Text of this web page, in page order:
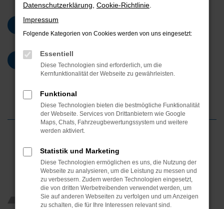
AGB FÜR KFZ-REPARATURBEDINGUNGEN
AGB FÜR GEBRAUCHTWAGEN-VERKAUF
Datenschutzerklärung Cookie-Richtlinie
Impressum
Folgende Kategorien von Cookies werden von uns eingesetzt:
Essentiell
Diese Technologien sind erforderlich, um die
Kernfunktionalität der Webseite zu gewährleisten.
Funktional
Diese Technologien bieten die bestmögliche Funktionalität
der Webseite. Services von Drittanbietern wie Google
Maps, Chats, Fahrzeugbewertungssystem und weitere
werden aktiviert.
Statistik und Marketing
Diese Technologien ermöglichen es uns, die Nutzung der
Webseite zu analysieren, um die Leistung zu messen und
zu verbessern. Zudem werden Technologien eingesetzt,
die von dritten Werbetreibenden verwendet werden, um
Sie auf anderen Webseiten zu verfolgen und um Anzeigen
zu schalten, die für Ihre Interessen relevant sind.